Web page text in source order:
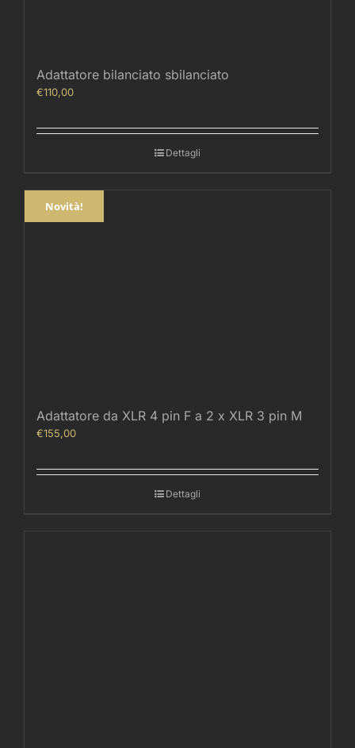
Adattatore bilanciato sbilanciato
€110,00
Dettagli
Novità!
Adattatore da XLR 4 pin F a 2 x XLR 3 pin M
€155,00
Dettagli